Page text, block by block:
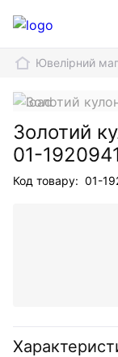
Ювелірний
Золотий
01-
Код товару: 01-